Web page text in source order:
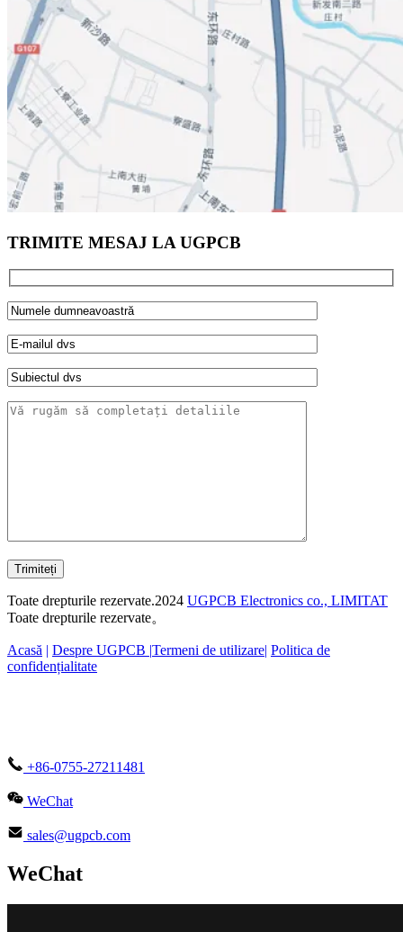
TRIMITE MESAJ LA UGPCB
Trimiteți
Toate drepturile rezervate.2024 UGPCB Electronics co., LIMITAT
Toate drepturile rezervate。
Acasă | Despre UGPCB |Termeni de utilizare| Politica de
confidențialitate
+86-0755-27211481
WeChat
sales@ugpcb.com
WeChat